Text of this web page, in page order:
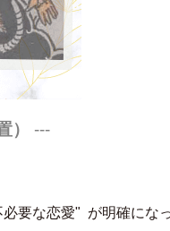
） ---
要な恋愛" が明確にな